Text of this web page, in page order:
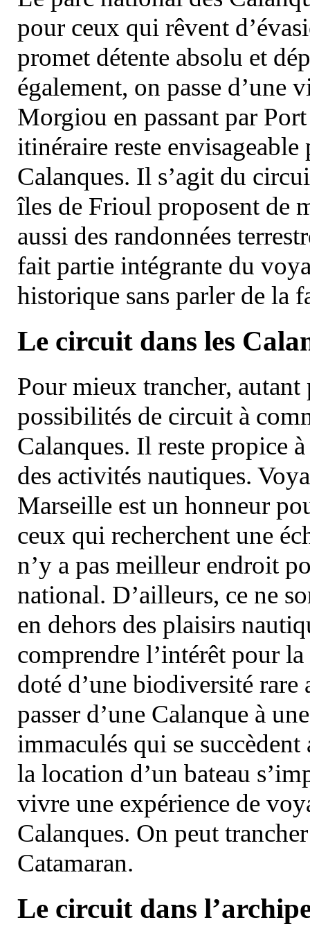
pour ceux qui rêvent
promet détente absolu et
également, on passe d’une
Morgiou en passant par
itinéraire reste
Calanques. Il s’agit du
îles de Frioul proposent de
aussi des randonnées
fait partie intégrante du
historique sans parler de la
Le circuit dans les
Pour mieux trancher, autant
possibilités de circuit à
Calanques. Il reste propice
des activités nautiques.
Marseille est un honneur
ceux qui recherchent une
n’y a pas meilleur endroit
national. D’ailleurs, ce ne
en dehors des plaisirs
comprendre l’intérêt pour
doté d’une biodiversité
passer d’une Calanque à
immaculés qui se
la location d’un bateau
vivre une expérience de
Calanques. On peut
Catamaran.
Le circuit dans